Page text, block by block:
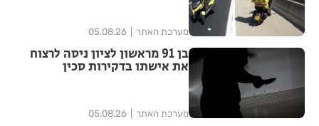
מערכת האתר 05.08.26
בן 91 מראשון לציון ניסה לרצוח
את אישתו בדקירות סכין
מערכת האתר 05.08.26